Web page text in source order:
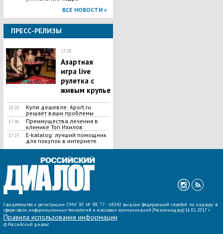
ВСЕ НОВОСТИ »
ПРЕСС-РЕЛИЗЫ
17:28
Азартная
игра live
рулетка с
живым крупье
18:20
Купи дешевле: Aport.ru
решает ваши проблемы
17:46
Преимущества лечения в
клинике Топ Ихилов
17:25
E-katalog: лучший помощник
для покупок в интернете
Свидетельство о регистрации СМИ ЭЛ № ФС 77 - 68342 выдано федеральной службой по надзору в
сфере связи, информационных технологий и массовых коммуникаций (Роскомнадзор) 16.01.2017 г.
Правила использования информации
© Российский диалог